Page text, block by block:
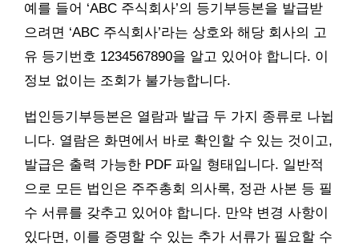
예를 들어 ‘ABC 주식회사’의 등기부등본을 발급받
으려면 ‘ABC 주식회사’라는 상호와 해당 회사의 고
유 등기번호 1234567890을 알고 있어야 합니다. 이
정보 없이는 조회가 불가능합니다.
법인등기부등본은 열람과 발급 두 가지 종류로 나뉩
니다. 열람은 화면에서 바로 확인할 수 있는 것이고,
발급은 출력 가능한 PDF 파일 형태입니다. 일반적
으로 모든 법인은 주주총회 의사록, 정관 사본 등 필
수 서류를 갖추고 있어야 합니다. 만약 변경 사항이
있다면, 이를 증명할 수 있는 추가 서류가 필요할 수